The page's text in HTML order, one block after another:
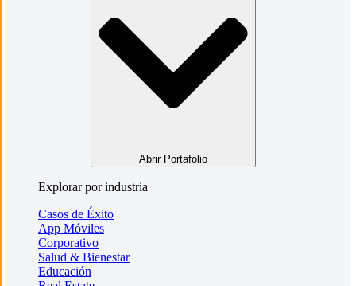
Abrir Portafolio
Explorar por industria
Casos de Éxito
App Móviles
Corporativo
Salud & Bienestar
Educación